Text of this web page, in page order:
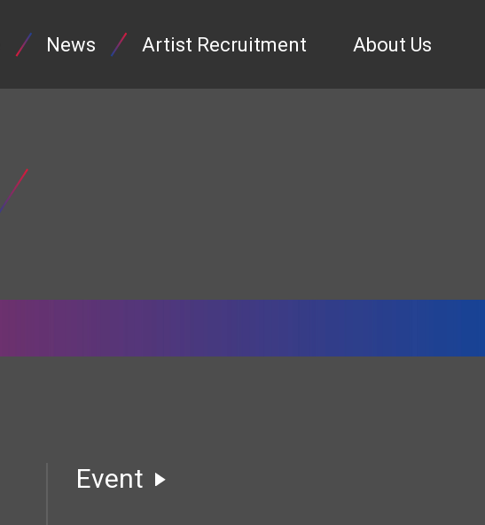
News Artist Recruitment About Us
Event